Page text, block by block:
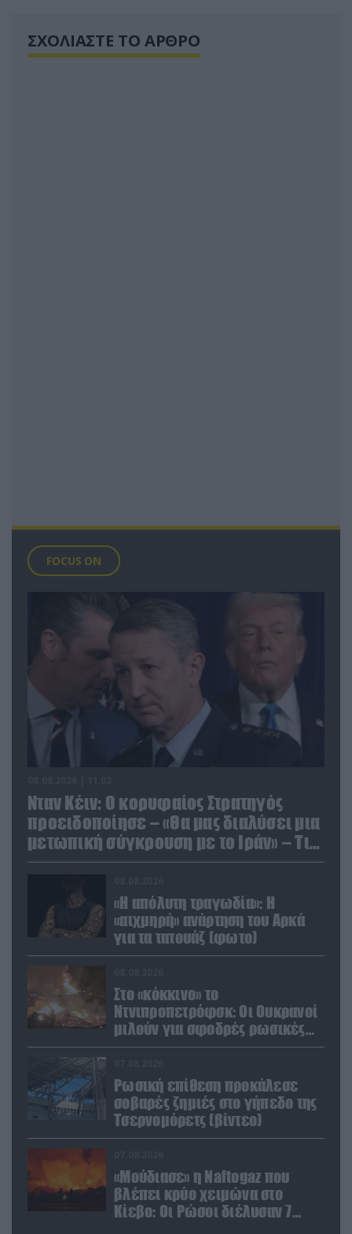
ΣΧΟΛΙΑΣΤΕ ΤΟ ΑΡΘΡΟ
FOCUS ON
Νταν Κέιν: Ο κορυφαίος Στρατηγός
προειδοποίησε – «Θα μας διαλύσει μια
μετωπική σύγκρουση με το Ιράν» – Τι
πρότεινε
«Η απόλυτη τραγωδία»: Η
«αιχμηρή» ανάρτηση του Αρκά
για τα τατουάζ (φωτο)
Στο «κόκκινο» το
Ντνιπροπετρόφσκ: Οι Ουκρανοί
μιλούν για σφοδρές ρωσικές
επιθέσεις σε όλη την
Ρωσική επίθεση προκάλεσε
σοβαρές ζημιές στο γήπεδο της
Τσερνομόρετς (βίντεο)
«Μούδιασε» η Naftogaz που
βλέπει κρύο χειμώνα στο
Κίεβο: Οι Ρώσοι διέλυσαν 7